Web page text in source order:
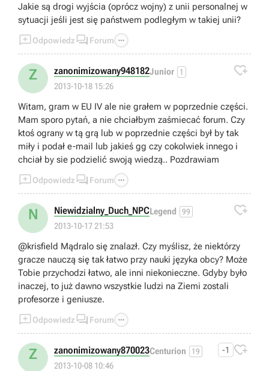
Jakie są drogi wyjścia (oprócz wojny) z unii personalnej w
sytuacji jeśli jest się państwem podległym w takiej unii?
Odpowiedz  Forum 
Z zanonimizowany948182Junior 1
2013-10-18 15:26

Witam, gram w EU IV ale nie grałem w poprzednie części.
Mam sporo pytań, a nie chciałbym zaśmiecać forum. Czy
ktoś ograny w tą grą lub w poprzednie części był by tak
miły i podał e-mail lub jakieś gg czy cokolwiek innego i
chciał by sie podzielić swoją wiedzą.. Pozdrawiam
Odpowiedz  Forum 
N Niewidzialny_Duch_NPCLegend 99
2013-10-17 21:53

@krisfield Mądralo się znalazł. Czy myślisz, że niektórzy
gracze nauczą się tak łatwo przy nauki języka obcy? Może
Tobie przychodzi łatwo, ale inni niekonieczne. Gdyby było
inaczej, to już dawno wszystkie ludzi na Ziemi zostali
profesorze i geniusze.
Odpowiedz  Forum 
Z zanonimizowany870023Centurion 19
2013-10-08 10:46
-1 